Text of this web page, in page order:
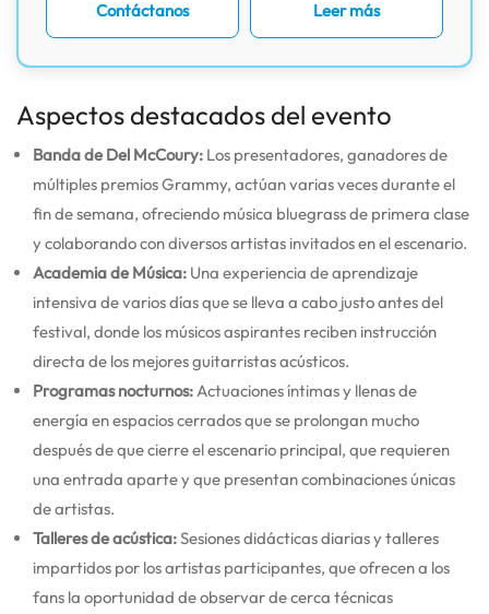
Contáctanos Leer más
Aspectos destacados del evento
Banda de Del McCoury: Los presentadores, ganadores de
múltiples premios Grammy, actúan varias veces durante el
fin de semana, ofreciendo música bluegrass de primera clase
y colaborando con diversos artistas invitados en el escenario.
Academia de Música: Una experiencia de aprendizaje
intensiva de varios días que se lleva a cabo justo antes del
festival, donde los músicos aspirantes reciben instrucción
directa de los mejores guitarristas acústicos.
Programas nocturnos: Actuaciones íntimas y llenas de
energía en espacios cerrados que se prolongan mucho
después de que cierre el escenario principal, que requieren
una entrada aparte y que presentan combinaciones únicas
de artistas.
Talleres de acústica:Sesiones didácticas diarias y talleres
impartidos por los artistas participantes, que ofrecen a los
fans la oportunidad de observar de cerca técnicas